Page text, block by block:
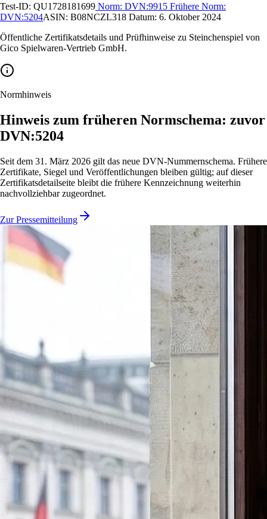
Test-ID: QU1728181699 Norm: DVN:9915 Frühere Norm:
DVN:5204ASIN: B08NCZL318 Datum: 6. Oktober 2024
Öffentliche Zertifikatsdetails und Prüfhinweise zu Steinchenspiel von
Gico Spielwaren-Vertrieb GmbH.
Normhinweis
Hinweis zum früheren Normschema: zuvor
DVN:5204
Seit dem 31. März 2026 gilt das neue DVN-Nummernschema. Frühere
Zertifikate, Siegel und Veröffentlichungen bleiben gültig; auf dieser
Zertifikatsdetailseite bleibt die frühere Kennzeichnung weiterhin
nachvollziehbar zugeordnet.
Zur Pressemitteilung